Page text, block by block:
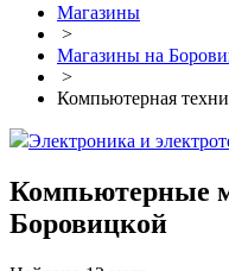
Магазины
>
Магазины на
>
Компьютерная
Электроника и
Компьютерные
Боровицкой